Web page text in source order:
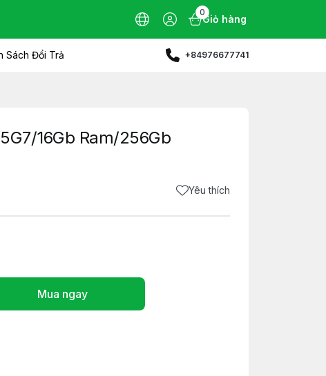
0
Giỏ hàng
Sách Đổi Trả +84976677741
16Gb Ram/256Gb
Yêu thích
Mua ngay